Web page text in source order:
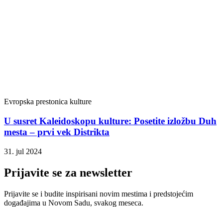
Evropska prestonica kulture
U susret Kaleidoskopu kulture: Posetite izložbu Duh
mesta – prvi vek Distrikta
31. jul 2024
Prijavite se za newsletter
Prijavite se i budite inspirisani novim mestima i predstojećim
događajima u Novom Sadu, svakog meseca.